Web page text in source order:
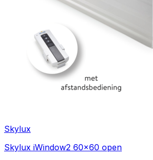
Skylux
Skylux iWindow2 60x60 open